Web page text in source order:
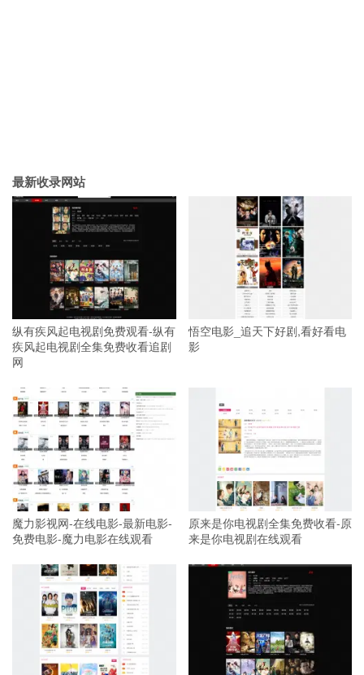
最新收录网站
纵有疾风起电视剧免费观看-纵有
疾风起电视剧全集免费收看追剧
网
悟空电影_追天下好剧,看好看电
影
魔力影视网-在线电影-最新电影-
免费电影-魔力电影在线观看
原来是你电视剧全集免费收看-原
来是你电视剧在线观看